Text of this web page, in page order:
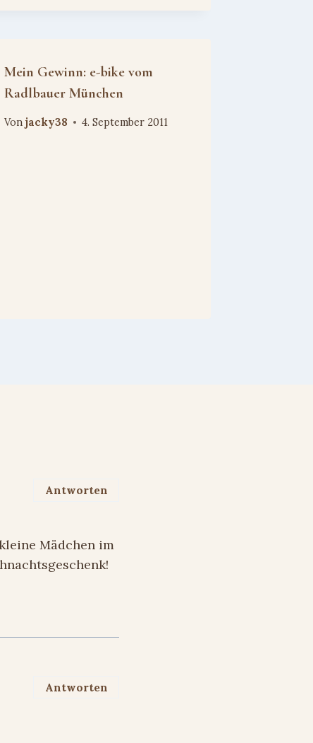
Mein Gewinn: e-bike vom
Radlbauer München
Von jacky38 4. September 2011
Mädchen im
Antworten
Antworten